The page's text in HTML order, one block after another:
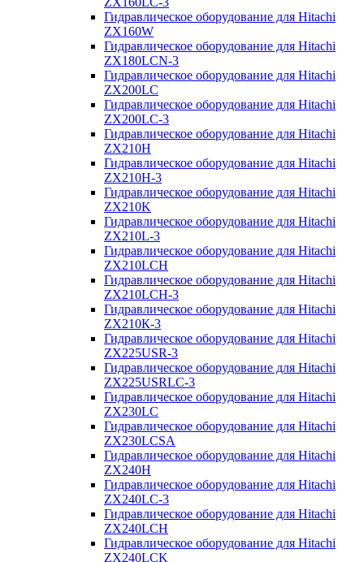
Гидравлическое оборудование для Hitachi
ZX160W
Гидравлическое оборудование для Hitachi
ZX180LCN-3
Гидравлическое оборудование для Hitachi
ZX200LC
Гидравлическое оборудование для Hitachi
ZX200LC-3
Гидравлическое оборудование для Hitachi
ZX210H
Гидравлическое оборудование для Hitachi
ZX210H-3
Гидравлическое оборудование для Hitachi
ZX210K
Гидравлическое оборудование для Hitachi
ZX210L-3
Гидравлическое оборудование для Hitachi
ZX210LCH
Гидравлическое оборудование для Hitachi
ZX210LCH-3
Гидравлическое оборудование для Hitachi
ZX210К-3
Гидравлическое оборудование для Hitachi
ZX225USR-3
Гидравлическое оборудование для Hitachi
ZX225USRLC-3
Гидравлическое оборудование для Hitachi
ZX230LC
Гидравлическое оборудование для Hitachi
ZX230LCSA
Гидравлическое оборудование для Hitachi
ZX240H
Гидравлическое оборудование для Hitachi
ZX240LC-3
Гидравлическое оборудование для Hitachi
ZX240LCH
Гидравлическое оборудование для Hitachi
ZX240LCK